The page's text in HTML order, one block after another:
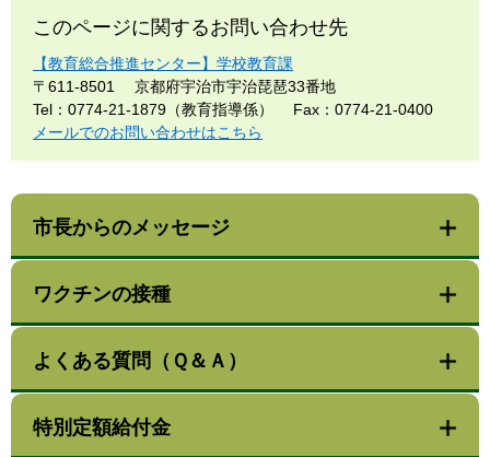
このページに関するお問い合わせ先
【教育総合推進センター】学校教育課
〒611-8501
京都府宇治市宇治琵琶33番地
Tel：0774-21-1879（教育指導係）
Fax：0774-21-0400
メールでのお問い合わせはこちら
市長からのメッセージ
ワクチンの接種
よくある質問（Ｑ＆Ａ）
特別定額給付金